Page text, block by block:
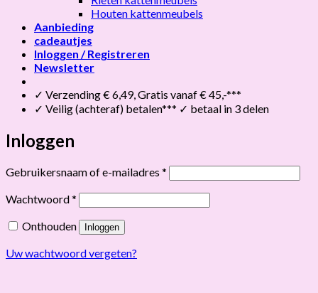
Houten kattenmeubels
Aanbieding
cadeautjes
Inloggen / Registreren
Newsletter
✓ Verzending € 6,49, Gratis vanaf € 45,-***
✓ Veilig (achteraf) betalen*** ✓ betaal in 3 delen
Inloggen
Gebruikersnaam of e-mailadres * Vereist
Wachtwoord* Vereist
Onthouden Inloggen
Uw wachtwoord vergeten?